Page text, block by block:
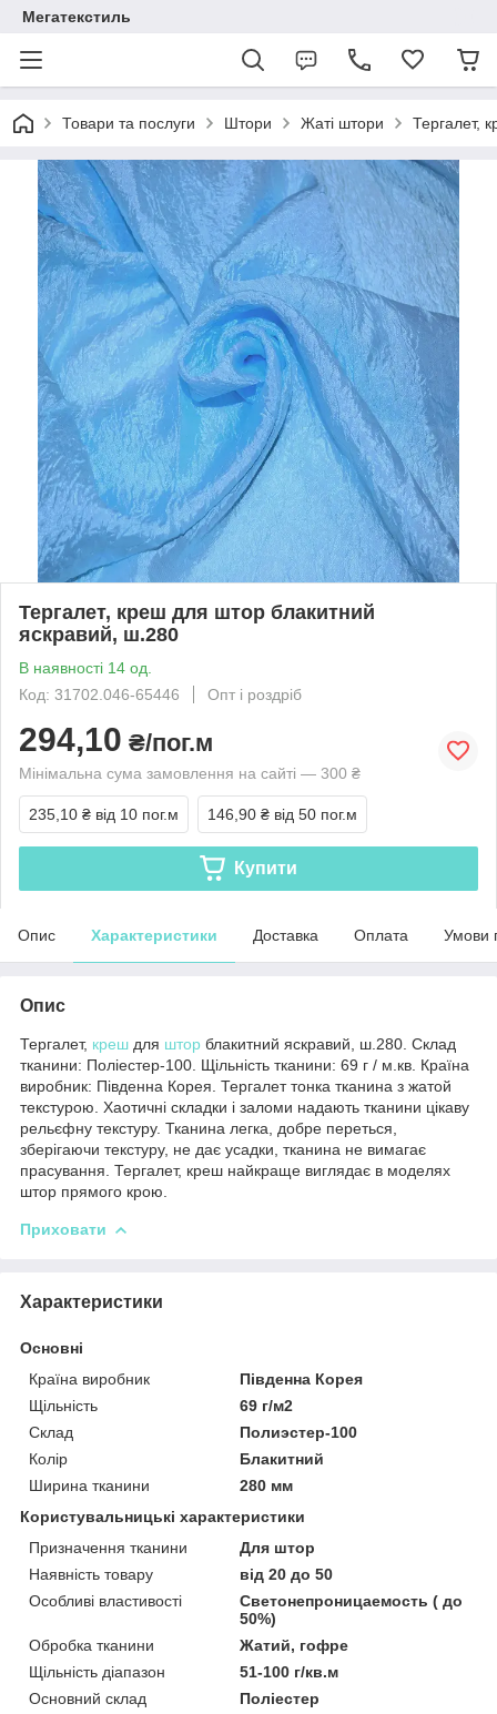
Мегатекстиль
Товари та послуги Штори Жаті штори Тергалет,
Тергалет, креш для штор блакитний
яскравий, ш.280
В наявності 14 од.
Код: 31702.046-65446
Опт і роздріб
294,10 ₴/пог.м
Мінімальна сума замовлення на сайті — 300 ₴
235,10 ₴ від 10 пог.м 146,90 ₴ від 50 пог.м
Купити
Опис Характеристики Доставка Оплата Умови
Опис
Тергалет, креш для штор блакитний яскравий, ш.280. Склад
тканини: Поліестер-100. Щільність тканини: 69 г / м.кв. Країна
виробник: Південна Корея. Тергалет тонка тканина з жатой
текстурою. Хаотичні складки і заломи надають тканини цікаву
рельєфну текстуру. Тканина легка, добре переться,
зберігаючи текстуру, не дає усадки, тканина не вимагає
прасування. Тергалет, креш найкраще виглядає в моделях
штор прямого крою.
Приховати
Характеристики
Основні
Країна виробник
Південна Корея
Щільність
69 г/м2
Склад
Полиэстер-100
Колір
Блакитний
Ширина тканини
280 мм
Користувальницькі характеристики
Призначення тканини
Для штор
Наявність товару
від 20 до 50
Особливі властивості
Светонепроницаемость ( до
50%)
Обробка тканини
Жатий, гофре
Щільність діапазон
51-100 г/кв.м
Основний склад
Поліестер